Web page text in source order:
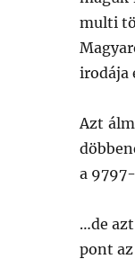
multi
irodája
Azt
a
…de
pont